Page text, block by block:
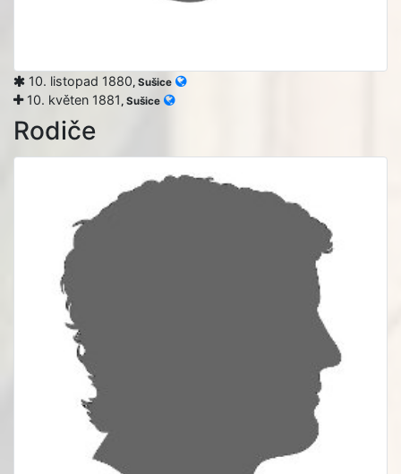
10. listopad 1880, Sušice
10. květen 1881 , Sušice
Rodiče